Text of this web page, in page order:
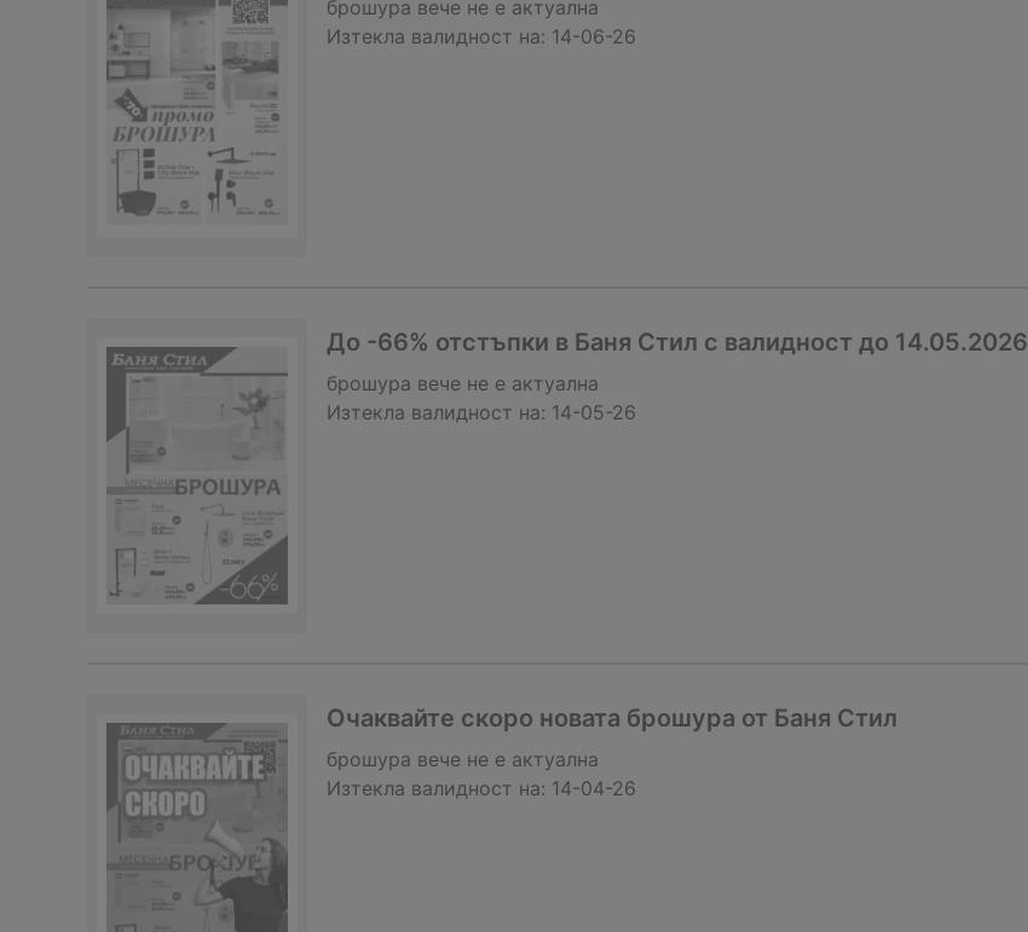
брошура вече не е актуална
Изтекла валидност на: 14-06-26
До -66% отстъпки в Баня Стил с валидност до 14.05.2026
брошура вече не е актуална
Изтекла валидност на: 14-05-26
Очаквайте скоро новата брошура от Баня Стил
брошура вече не е актуална
Изтекла валидност на: 14-04-26